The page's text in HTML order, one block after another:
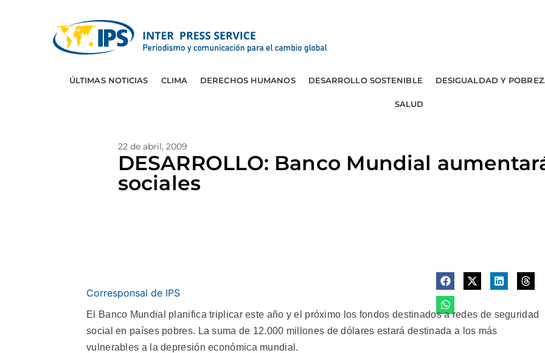
ÚLTIMAS NOTICIAS CLIMA DERECHOS HUMANOS DESARROLLO SOSTENIBLE DESIGUALDAD Y
SALUD
22 de abril, 2009
DESARROLLO: Banco Mundial
sociales
Corresponsal de IPS
El Banco Mundial planifica triplicar este año y el próximo los fondos destinados a redes de seguridad
social en países pobres. La suma de 12.000 millones de dólares estará destinada a los más
vulnerables a la depresión económica mundial.